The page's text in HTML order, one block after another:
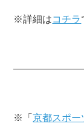
※詳細はコチラ
※「京都スポー